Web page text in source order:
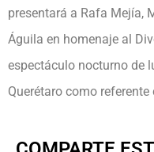
presentará a Rafa Mejía,
Águila en homenaje al
espectáculo nocturno de
Querétaro como